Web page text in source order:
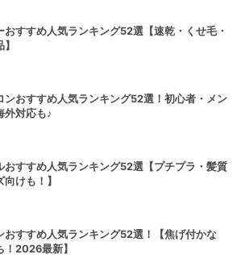
おすすめ人気ランキング52選【速乾・くせ毛・
ンおすすめ人気ランキング52選！初心者・メン
外対応も♪
おすすめ人気ランキング52選【プチプラ・髪質
けも！】
おすすめ人気ランキング52選！【焦げ付かな
！2026最新】